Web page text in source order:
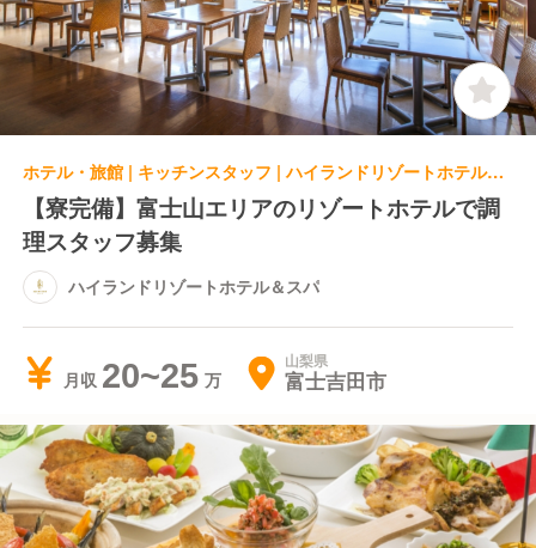
ホテル・旅館 | キッチンスタッフ | ハイランドリゾートホテル＆スパ
【寮完備】富士山エリアのリゾートホテルで調
理スタッフ募集
ハイランドリゾートホテル＆スパ
月収 20~25 山梨県
富士吉田市